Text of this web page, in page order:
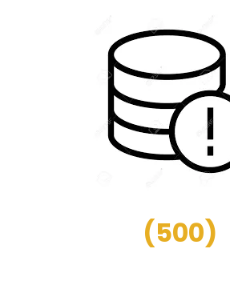
(500)